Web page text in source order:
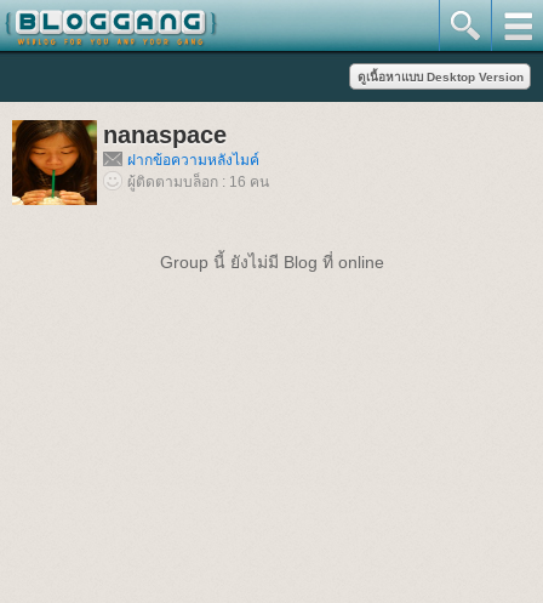
nanaspace
ฝากข้อความหลังไมค์
ผู้ติดตามบล็อก : 16 คน
Group นี้ ยังไม่มี Blog ที่ online